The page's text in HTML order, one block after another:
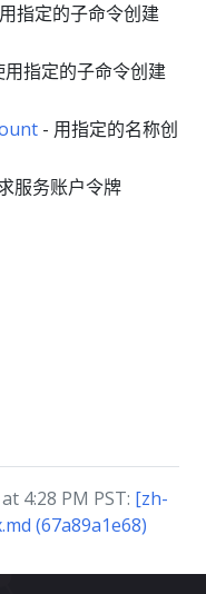
指定的子命令创建
用指定的子命令创建
- 用指定的名称创
服务账户令牌
4:28 PM PST: [zh-
(67a89a1e68)